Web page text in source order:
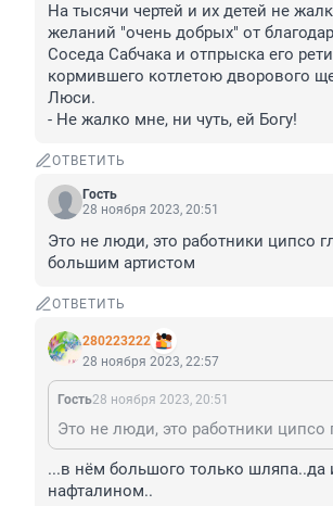
На тысячи чертей и их детей не
желаний "очень добрых" от
Соседа Сабчака и отпрыска его
кормившего котлетою дворового
Люси.
- Не жалко мне, ни чуть, ей Богу!
ОТВЕТИТЬ
Гость
28 ноября 2023, 20:51
Это не люди, это работники ципсо
большим артистом
ОТВЕТИТЬ
280223222
28 ноября 2023, 22:57
Гость28 ноября 2023, 20:51
...в нём большого только шляпа..да
нафталином..